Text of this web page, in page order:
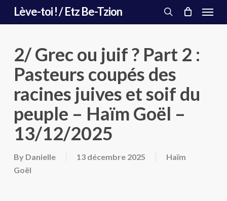
Lève-toi ! / Etz Be-Tzion
search
Menu
2/ Grec ou juif ? Part 2 :
Pasteurs coupés des
racines juives et soif du
peuple – Haïm Goël –
13/12/2025
By Danielle 13 décembre 2025
Haïm
Goël